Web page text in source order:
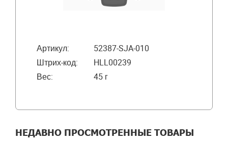
Артикул:
52387-SJA-010
Штрих-код:
HLL00239
Вес:
45 г
НЕДАВНО ПРОСМОТРЕННЫЕ ТОВАРЫ